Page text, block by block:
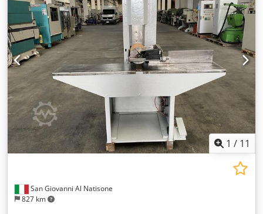
1 / 11
San Giovanni Al Natisone
827 km